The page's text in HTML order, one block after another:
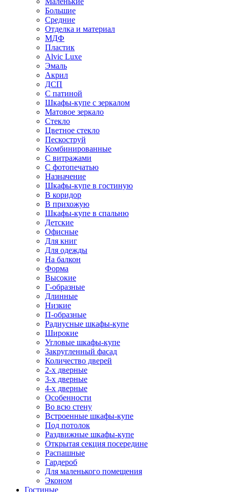
Большие
Средние
Отделка и материал
МДФ
Пластик
Alvic Luxe
Эмаль
Акрил
ДСП
С патиной
Шкафы-купе с зеркалом
Матовое зеркало
Стекло
Цветное стекло
Пескоструй
Комбинированные
С витражами
С фотопечатью
Назначение
Шкафы-купе в гостиную
В коридор
В прихожую
Шкафы-купе в спальню
Детские
Офисные
Для книг
Для одежды
На балкон
Форма
Высокие
Г-образные
Длинные
Низкие
П-образные
Радиусные шкафы-купе
Широкие
Угловые шкафы-купе
Закругленный фасад
Количество дверей
2-х дверные
3-х дверные
4-х дверные
Особенности
Во всю стену
Встроенные шкафы-купе
Под потолок
Раздвижные шкафы-купе
Открытая секция посередине
Распашные
Гардероб
Для маленького помещения
Эконом
Гостиные